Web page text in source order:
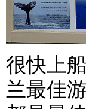
很快上
兰最佳